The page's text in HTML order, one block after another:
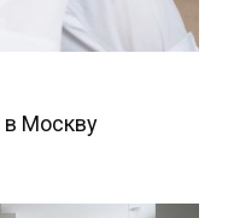
в Москву